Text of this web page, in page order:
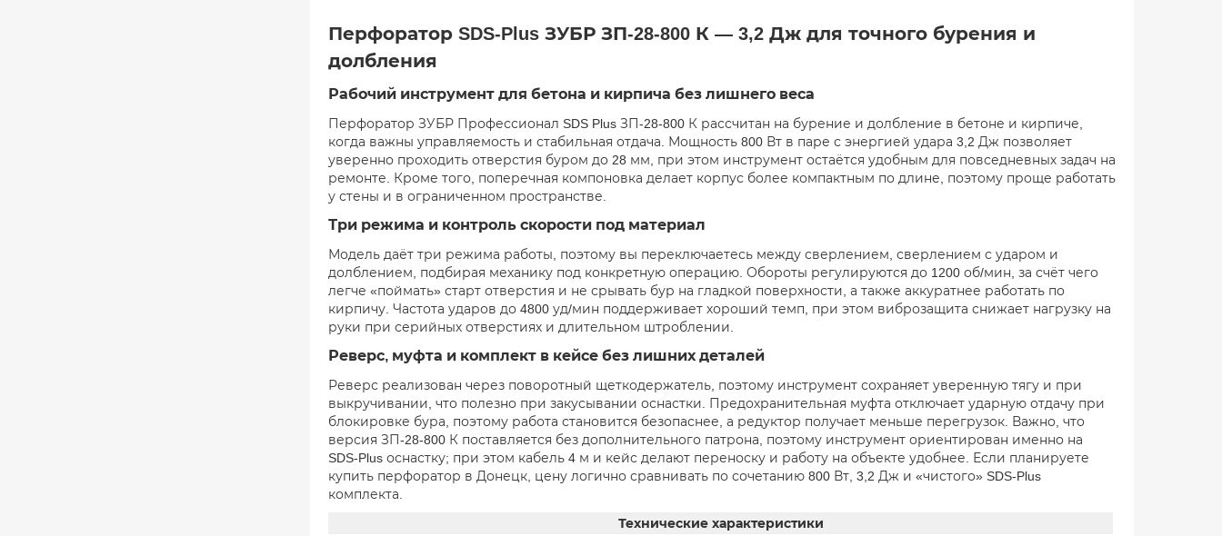
Перфоратор SDS-Plus ЗУБР ЗП-28-800 К — 3,2 Дж для точного бурения и
долбления
Рабочий инструмент для бетона и кирпича без лишнего веса
Перфоратор ЗУБР Профессионал SDS Plus ЗП-28-800 К рассчитан на бурение и долбление в бетоне и кирпиче,
когда важны управляемость и стабильная отдача. Мощность 800 Вт в паре с энергией удара 3,2 Дж позволяет
уверенно проходить отверстия буром до 28 мм, при этом инструмент остаётся удобным для повседневных задач на
ремонте. Кроме того, поперечная компоновка делает корпус более компактным по длине, поэтому проще работать
у стены и в ограниченном пространстве.
Три режима и контроль скорости под материал
Модель даёт три режима работы, поэтому вы переключаетесь между сверлением, сверлением с ударом и
долблением, подбирая механику под конкретную операцию. Обороты регулируются до 1200 об/мин, за счёт чего
легче «поймать» старт отверстия и не срывать бур на гладкой поверхности, а также аккуратнее работать по
кирпичу. Частота ударов до 4800 уд/мин поддерживает хороший темп, при этом виброзащита снижает нагрузку на
руки при серийных отверстиях и длительном штроблении.
Реверс, муфта и комплект в кейсе без лишних деталей
Реверс реализован через поворотный щеткодержатель, поэтому инструмент сохраняет уверенную тягу и при
выкручивании, что полезно при закусывании оснастки. Предохранительная муфта отключает ударную отдачу при
блокировке бура, поэтому работа становится безопаснее, а редуктор получает меньше перегрузок. Важно, что
версия ЗП-28-800 К поставляется без дополнительного патрона, поэтому инструмент ориентирован именно на
SDS-Plus оснастку; при этом кабель 4 м и кейс делают переноску и работу на объекте удобнее. Если планируете
купить перфоратор в Донецк, цену логично сравнивать по сочетанию 800 Вт, 3,2 Дж и «чистого» SDS-Plus
комплекта.
Технические характеристики